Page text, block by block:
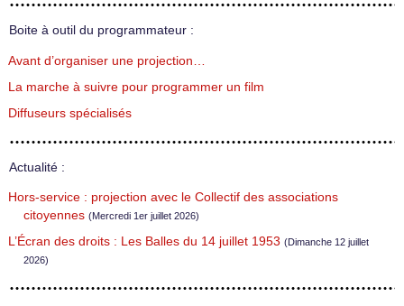
Boite à outil du programmateur :
Avant d’organiser une projection…
La marche à suivre pour programmer un film
Diffuseurs spécialisés
Actualité :
Hors-service : projection avec le Collectif des associations
citoyennes (Mercredi 1er juillet 2026)
L’Écran des droits : Les Balles du 14 juillet 1953 (Dimanche 12 juillet
2026)